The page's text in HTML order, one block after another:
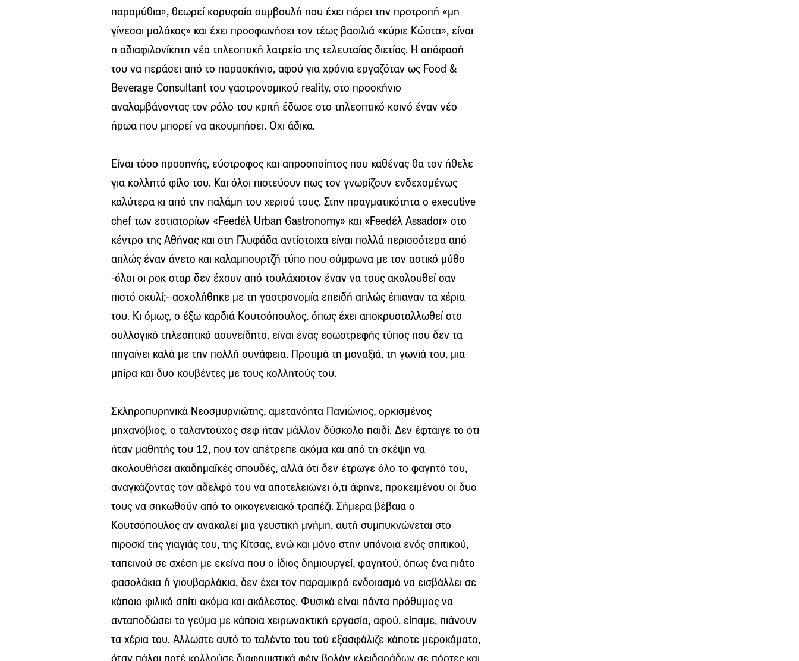
παραμύθια», θεωρεί κορυφαία συμβουλή που έχει πάρει την προτροπή «μη
γίνεσαι μαλάκας» και έχει προσφωνήσει τον τέως βασιλιά «κύριε Κώστα», είναι
η αδιαφιλονίκητη νέα τηλεοπτική λατρεία της τελευταίας διετίας. Η απόφασή
του να περάσει από το παρασκήνιο, αφού για χρόνια εργαζόταν ως Food &
Beverage Consultant του γαστρονομικού reality, στο προσκήνιο
αναλαμβάνοντας τον ρόλο του κριτή έδωσε στο τηλεοπτικό κοινό έναν νέο
ήρωα που μπορεί να ακουμπήσει. Οχι άδικα.
Είναι τόσο προσηνής, εύστροφος και απροσποίητος που καθένας θα τον ήθελε
για κολλητό φίλο του. Και όλοι πιστεύουν πως τον γνωρίζουν ενδεχομένως
καλύτερα κι από την παλάμη του χεριού τους. Στην πραγματικότητα ο executive
chef των εστιατορίων «Feedέλ Urban Gastronomy» και «Feedέλ Assador» στο
κέντρο της Αθήνας και στη Γλυφάδα αντίστοιχα είναι πολλά περισσότερα από
απλώς έναν άνετο και καλαμπουρτζή τύπο που σύμφωνα με τον αστικό μύθο
-όλοι οι ροκ σταρ δεν έχουν από τουλάχιστον έναν να τους ακολουθεί σαν
πιστό σκυλί;- ασχολήθηκε με τη γαστρονομία επειδή απλώς έπιαναν τα χέρια
του. Κι όμως, ο έξω καρδιά Κουτσόπουλος, όπως έχει αποκρυσταλλωθεί στο
συλλογικό τηλεοπτικό ασυνείδητο, είναι ένας εσωστρεφής τύπος που δεν τα
πηγαίνει καλά με την πολλή συνάφεια. Προτιμά τη μοναξιά, τη γωνιά του, μια
μπίρα και δυο κουβέντες με τους κολλητούς του.
Σκληροπυρηνικά Νεοσμυρνιώτης, αμετανόητα Πανιώνιος, ορκισμένος
μηχανόβιος, ο ταλαντούχος σεφ ήταν μάλλον δύσκολο παιδί. Δεν έφταιγε το ότι
ήταν μαθητής του 12, που τον απέτρεπε ακόμα και από τη σκέψη να
ακολουθήσει ακαδημαϊκές σπουδές, αλλά ότι δεν έτρωγε όλο το φαγητό του,
αναγκάζοντας τον αδελφό του να αποτελειώνει ό,τι άφηνε, προκειμένου οι δυο
τους να σηκωθούν από το οικογενειακό τραπέζι. Σήμερα βέβαια ο
Κουτσόπουλος αν ανακαλεί μια γευστική μνήμη, αυτή συμπυκνώνεται στο
πιροσκί της γιαγιάς του, της Κίτσας, ενώ και μόνο στην υπόνοια ενός σπιτικού,
ταπεινού σε σχέση με εκείνα που ο ίδιος δημιουργεί, φαγητού, όπως ένα πιάτο
φασολάκια ή γιουβαρλάκια, δεν έχει τον παραμικρό ενδοιασμό να εισβάλλει σε
κάποιο φιλικό σπίτι ακόμα και ακάλεστος. Φυσικά είναι πάντα πρόθυμος να
ανταποδώσει το γεύμα με κάποια χειρωνακτική εργασία, αφού, είπαμε, πιάνουν
τα χέρια του. Αλλωστε αυτό το ταλέντο του τού εξασφάλιζε κάποτε μεροκάματο,
όταν πάλαι ποτέ κολλούσε διαφημιστικά φέιγ βολάν κλειδαράδων σε πόρτες και